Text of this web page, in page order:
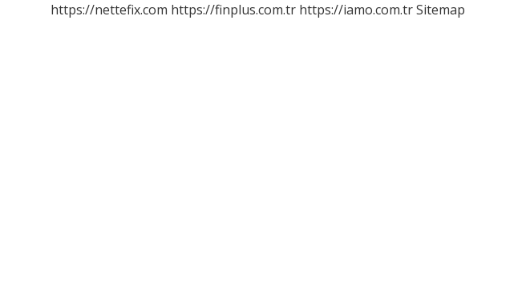
https://nettefix.com https://finplus.com.tr https://iamo.com.trSitemap